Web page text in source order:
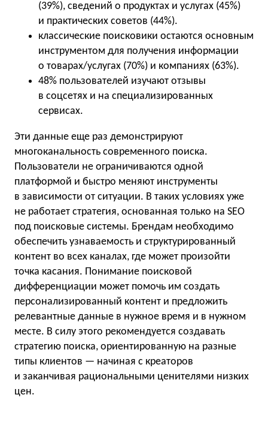
(39%), сведений о продуктах и услугах (45%)
и практических советов (44%).
классические поисковики остаются основным
инструментом для получения информации
о товарах/услугах (70%) и компаниях (63%).
48% пользователей изучают отзывы
в соцсетях и на специализированных
сервисах.
Эти данные еще раз демонстрируют
многоканальность современного поиска.
Пользователи не ограничиваются одной
платформой и быстро меняют инструменты
в зависимости от ситуации. В таких условиях уже
не работает стратегия, основанная только на SEO
под поисковые системы. Брендам необходимо
обеспечить узнаваемость и структурированный
контент во всех каналах, где может произойти
точка касания. Понимание поисковой
дифференциации может помочь им создать
персонализированный контент и предложить
релевантные данные в нужное время и в нужном
месте. В силу этого рекомендуется создавать
стратегию поиска, ориентированную на разные
типы клиентов — начиная с креаторов
и заканчивая рациональными ценителями низких
цен.